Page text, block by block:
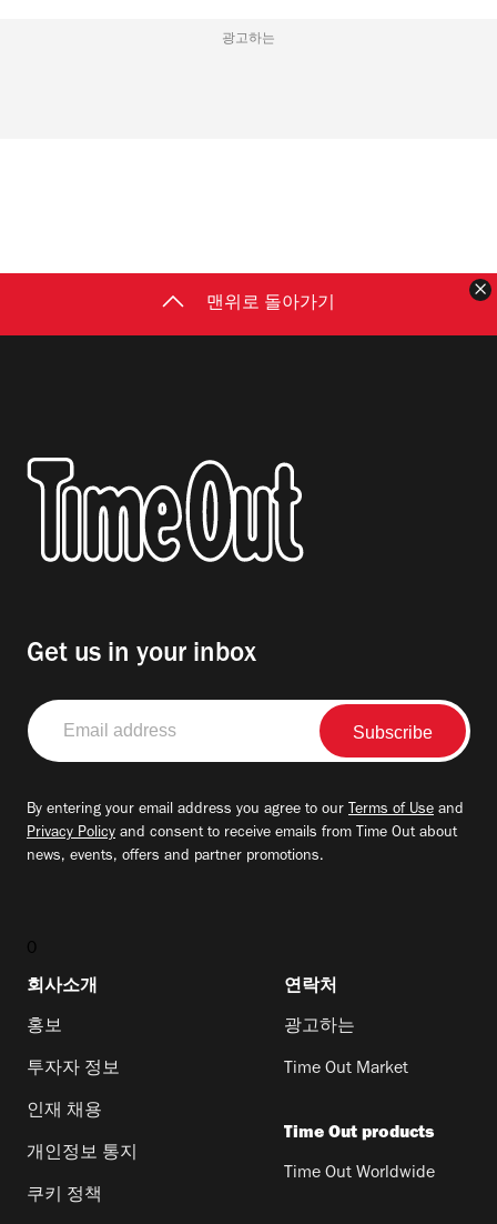
광고하는
맨위로 돌아가기
Get us in your inbox
Email
address
By entering your email address you agree to our Terms of Use and
Privacy Policy and consent to receive emails from Time Out about
news, events, offers and partner promotions.
0
회사소개
홍보
투자자 정보
인재 채용
개인정보 통지
쿠키 정책
연락처
광고하는
Time Out Market
Time Out products
Time Out Worldwide